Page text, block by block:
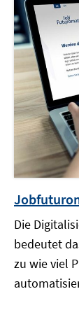
Die
bedeutet
zu wie viel